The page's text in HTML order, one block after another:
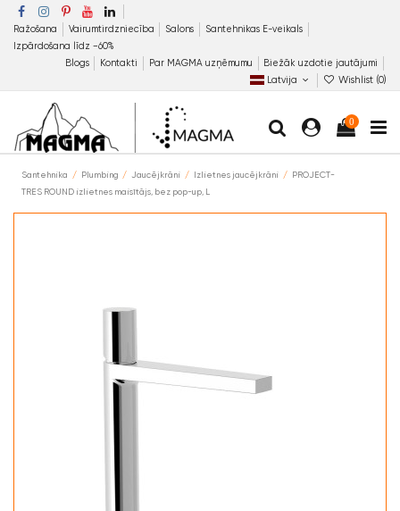
Ražošana Vairumtirdzniecība Salons
Santehnikas E-veikals
Izpārdošana līdz −60%
Blogs
Kontakti Par MAGMA uzņēmumu
Biežāk uzdotie jautājumi
Latvija
Wishlist (0)
0
Santehnika Plumbing Jaucējkrāni Izlietnes jaucējkrāni
PROJECT-
TRES ROUND izlietnes maisītājs, bez pop-up, L